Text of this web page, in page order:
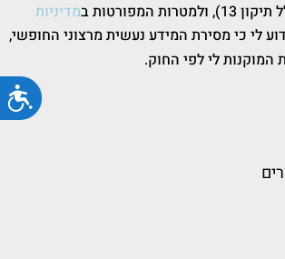
מדיניות
לי כי מסירת המידע נעשית מרצוני החופשי,
המוקנות לי לפי החוק.